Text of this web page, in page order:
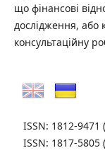
що фінансові
дослідження, або
консультаційну
ISSN: 1812-9471
ISSN: 1817-5805